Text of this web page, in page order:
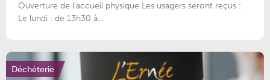
Ouverture de l'accueil physique Les usagers seront reçus :
Le lundi : de 13h30 à...
Déchèterie